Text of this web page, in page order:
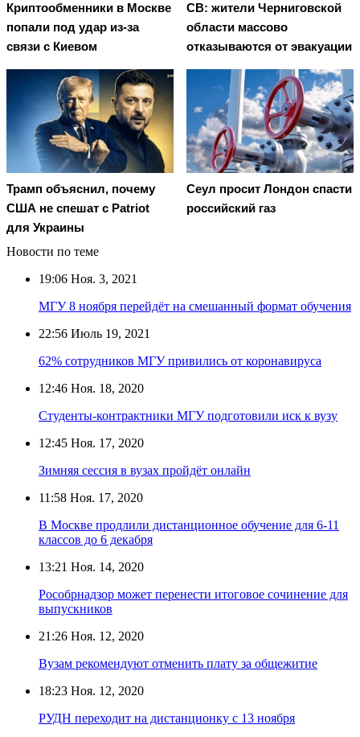
Криптообменники в Москве
попали под удар из-за
связи с Киевом
СВ: жители Черниговской
области массово
отказываются от эвакуации
Трамп объяснил, почему
США не спешат с Patriot
для Украины
Сеул просит Лондон спасти
российский газ
Новости по теме
19:06 Ноя. 3, 2021
МГУ 8 ноября перейдёт на смешанный формат обучения
22:56 Июль 19, 2021
62% сотрудников МГУ привились от коронавируса
12:46 Ноя. 18, 2020
Студенты-контрактники МГУ подготовили иск к вузу
12:45 Ноя. 17, 2020
Зимняя сессия в вузах пройдёт онлайн
11:58 Ноя. 17, 2020
В Москве продлили дистанционное обучение для 6-11
классов до 6 декабря
13:21 Ноя. 14, 2020
Рособрнадзор может перенести итоговое сочинение для
выпускников
21:26 Ноя. 12, 2020
Вузам рекомендуют отменить плату за общежитие
18:23 Ноя. 12, 2020
РУДН переходит на дистанционку с 13 ноября